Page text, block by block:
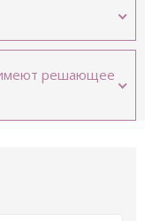
имеют решающее